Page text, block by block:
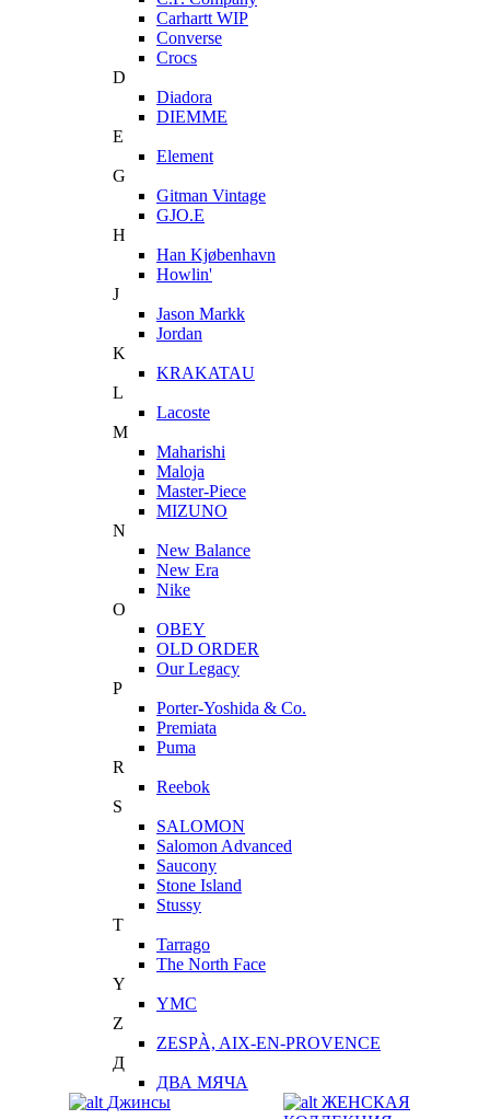
Carhartt WIP
Converse
Crocs
D
Diadora
DIEMME
E
Element
G
Gitman Vintage
GJO.E
H
Han Kjøbenhavn
Howlin'
J
Jason Markk
Jordan
K
KRAKATAU
L
Lacoste
M
Maharishi
Maloja
Master-Piece
MIZUNO
N
New Balance
New Era
Nike
O
OBEY
OLD ORDER
Our Legacy
P
Porter-Yoshida & Co.
Premiata
Puma
R
Reebok
S
SALOMON
Salomon Advanced
Saucony
Stone Island
Stussy
T
Tarrago
The North Face
Y
YMC
Z
ZESPÀ, AIX-EN-PROVENCE
Д
ДВА МЯЧА
Джинсы
ЖЕНСКАЯ